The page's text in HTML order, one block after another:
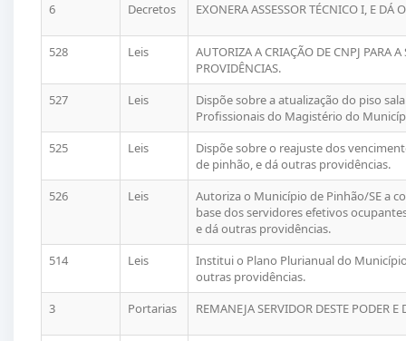
6 Decretos EXONERA ASSESSOR TÉCNICO I, E DÁ
528 Leis
AUTORIZA A CRIAÇÃO DE CNPJ PARA
PROVIDÊNCIAS.
527
Leis
Dispõe sobre a atualização do piso
Profissionais do Magistério do
525
Leis
Dispõe sobre o reajuste dos
de pinhão, e dá outras providências.
526
Leis
Autoriza o Município de Pinhão/SE a
base dos servidores efetivos
e dá outras providências.
514
Leis
Institui o Plano Plurianual do
outras providências.
3
Portarias REMANEJA SERVIDOR DESTE PODER